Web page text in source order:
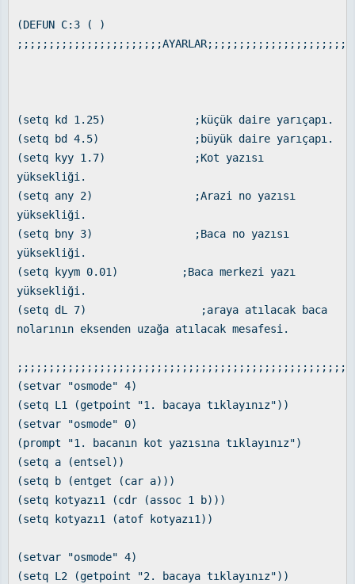
(DEFUN C:3 ( )
(setq kd 1.25) ;küçük daire yarıçapı.
(setq bd 4.5) ;büyük daire yarıçapı.
(setq kyy 1.7) ;Kot yazısı
yüksekliği.
(setq any 2) ;Arazi no yazısı
yüksekliği.
(setq bny 3) ;Baca no yazısı
yüksekliği.
(setq kyym 0.01) ;Baca merkezi yazı
yüksekliği.
(setq dL 7) ;araya atılacak baca
nolarının eksenden uzağa atılacak mesafesi.
(setvar "osmode" 4)
(setq L1 (getpoint "1. bacaya tıklayınız"))
(setvar "osmode" 0)
(prompt "1. bacanın kot yazısına tıklayınız")
(setq a (entsel))
(setq b (entget (car a)))
(setq kotyazı1 (cdr (assoc 1 b)))
(setq kotyazı1 (atof kotyazı1))
(setvar "osmode" 4)
(setq L2 (getpoint "2. bacaya tıklayınız"))